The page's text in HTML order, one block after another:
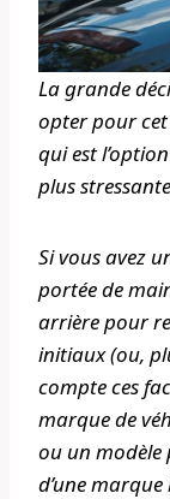
La grande
opter pour
qui est
plus
Si vous avez
portée de
arrière pour
initiaux (ou,
compte ces
marque de
ou un modèle
d’une